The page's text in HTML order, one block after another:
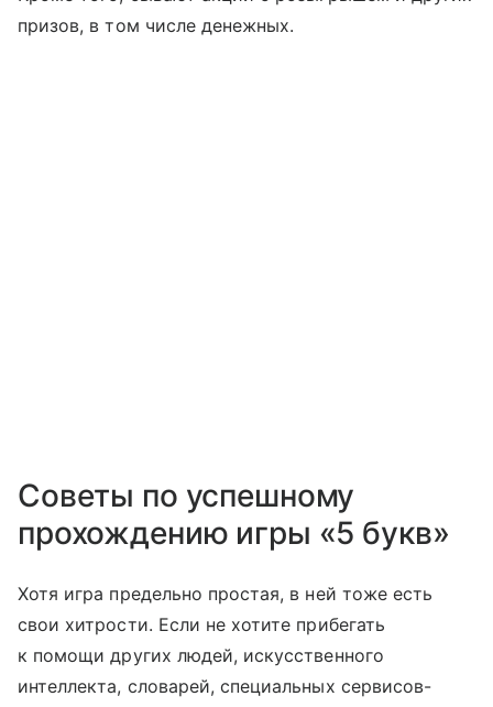
призов, в том числе денежных.
Советы по успешному
прохождению игры «5 букв»
Хотя игра предельно простая, в ней тоже есть
свои хитрости. Если не хотите прибегать
к помощи других людей, искусственного
интеллекта, словарей, специальных сервисов-